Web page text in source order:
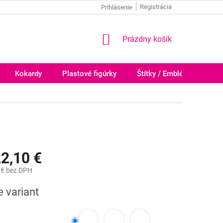
Registrácia
Prihlásenie
NÁKUPNÝ
Prázdny košík
Kokardy Plastové figúrky Štítky / Emblémy
€
bez DPH
variant